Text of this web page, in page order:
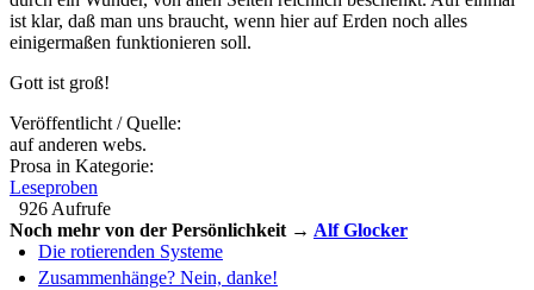
ist klar, daß man uns braucht, wenn hier auf Erden noch alles
einigermaßen funktionieren soll.
Gott ist groß!
Veröffentlicht / Quelle:
auf anderen webs.
Prosa in Kategorie:
Leseproben
926 Aufrufe
Noch mehr von der Persönlichkeit → Alf Glocker
Die rotierenden Systeme
Zusammenhänge? Nein, danke!